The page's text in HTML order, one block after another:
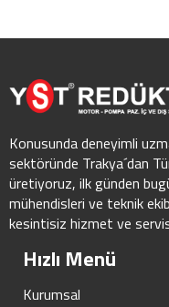
Konusunda deneyimli
sektöründe Trakya´dan
üretiyoruz, ilk günden
mühendisleri ve teknik
kesintisiz hizmet ve
Hızlı Menü
Kurumsal